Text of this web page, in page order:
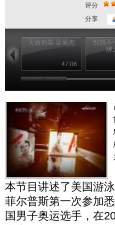
评分
分享
天命剑客 栾菊杰
47:06
邹凯不
牌
本节目讲述了美国游
菲尔普斯第一次参加
国男子奥运选手，在